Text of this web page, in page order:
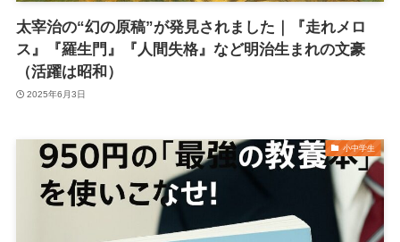
太宰治の“幻の原稿”が発見されました｜『走れメロ
ス』『羅生門』『人間失格』など明治生まれの文豪
（活躍は昭和）
2025年6月3日
小中学生